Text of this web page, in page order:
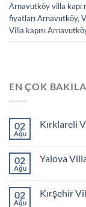
Arnavutköy villa kapı
fiyatları Arnavutköy,
Villa kapısı
EN ÇOK
02
Ağu
Kırklareli
02
Ağu
Yalova
02
Ağu
Kırşehir